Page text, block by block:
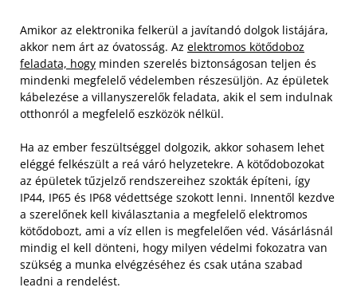
Amikor az elektronika felkerül a javítandó dolgok listájára,
akkor nem árt az óvatosság. Az elektromos kötődoboz
feladata, hogy minden szerelés biztonságosan teljen és
mindenki megfelelő védelemben részesüljön. Az épületek
kábelezése a villanyszerelők feladata, akik el sem indulnak
otthonról a megfelelő eszközök nélkül.
Ha az ember feszültséggel dolgozik, akkor sohasem lehet
eléggé felkészült a reá váró helyzetekre. A kötődobozokat
az épületek tűzjelző rendszereihez szokták építeni, így
IP44, IP65 és IP68 védettsége szokott lenni. Innentől kezdve
a szerelőnek kell kiválasztania a megfelelő elektromos
kötődobozt, ami a víz ellen is megfelelően véd. Vásárlásnál
mindig el kell dönteni, hogy milyen védelmi fokozatra van
szükség a munka elvégzéséhez és csak utána szabad
leadni a rendelést.